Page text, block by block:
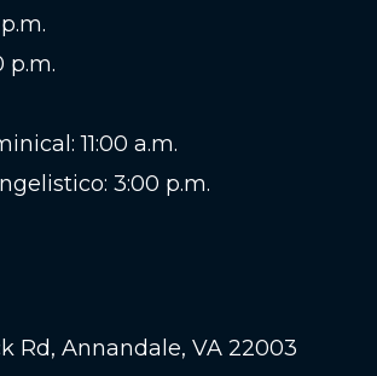
p.m.
11:00 a.m.
3:00 p.m.
Rd, Annandale, VA 22003